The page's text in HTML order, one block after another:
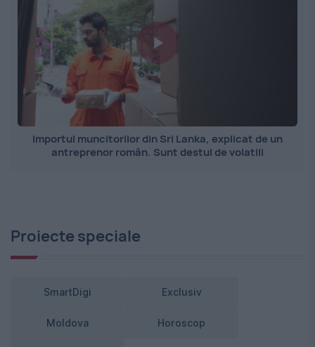
Importul muncitorilor din Sri Lanka, explicat de un
antreprenor român. Sunt destul de volatili
Proiecte speciale
SmartDigi Exclusiv
Moldova Horoscop